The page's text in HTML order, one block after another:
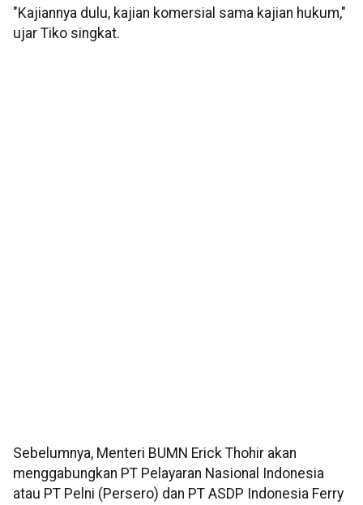
"Kajiannya dulu, kajian komersial sama kajian hukum,"
ujar Tiko singkat.
Sebelumnya, Menteri BUMN Erick Thohir akan
menggabungkan PT Pelayaran Nasional Indonesia
atau PT Pelni (Persero) dan PT ASDP Indonesia Ferry